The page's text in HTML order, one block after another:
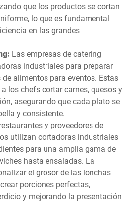
que los productos se cortan
lo que es fundamental
en las grandes
Las empresas de catering
industriales para preparar
alimentos para eventos. Estas
los chefs cortar carnes, quesos y
asegurando que cada plato se
y consistente.
y proveedores de
utilizan cortadoras industriales
para una amplia gama de
hasta ensaladas. La
el grosor de las lonchas
porciones perfectas,
y mejorando la presentación